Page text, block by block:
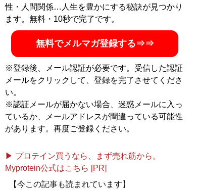
性・人間関係…人生を豊かにする秘訣が見つかり
ます。無料・10秒で完了です。
無料でメルマガ登録する⇒⇒
※登録後、メール認証が必要です。受信した認証
メールをクリックして、登録を完了させてくださ
い。
※認証メールが届かない場合、迷惑メールに入っ
ているか、メールアドレスが間違っている可能性
があります。再度ご登録ください。
▶ プロテイン買うなら、まず売れ筋から。
Myprotein公式はこちら [PR]
【今この記事も読まれています】